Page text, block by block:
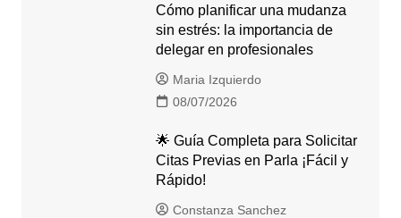
Cómo planificar una mudanza
sin estrés: la importancia de
delegar en profesionales
Maria Izquierdo
08/07/2026
🌟 Guía Completa para Solicitar
Citas Previas en Parla ¡Fácil y
Rápido!
Constanza Sanchez